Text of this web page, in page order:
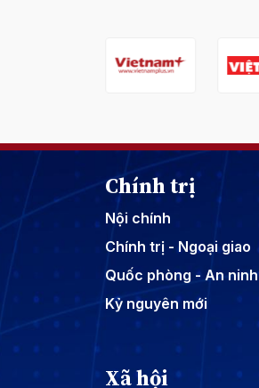
Chính trị
Nội chính
Chính trị - Ngoại giao
Quốc phòng - An ninh
Kỷ nguyên mới
Xã hội